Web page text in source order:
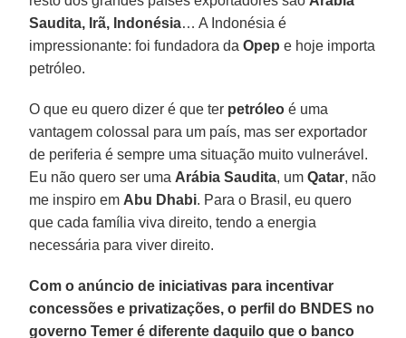
Saudita, Irã, Indonésia… A Indonésia é
impressionante: foi fundadora daOpep e hoje importa
petróleo.
O que eu quero dizer é que ter petróleo é uma
vantagem colossal para um país, mas ser exportador
de periferia é sempre uma situação muito vulnerável.
Eu não quero ser uma Arábia Saudita, umQatar, não
me inspiro em Abu Dhabi. Para o Brasil, eu quero
que cada família viva direito, tendo a energia
necessária para viver direito.
Com o anúncio de iniciativas para incentivar
concessões e privatizações, o perfil do BNDES no
governo Temer é diferente daquilo que o banco